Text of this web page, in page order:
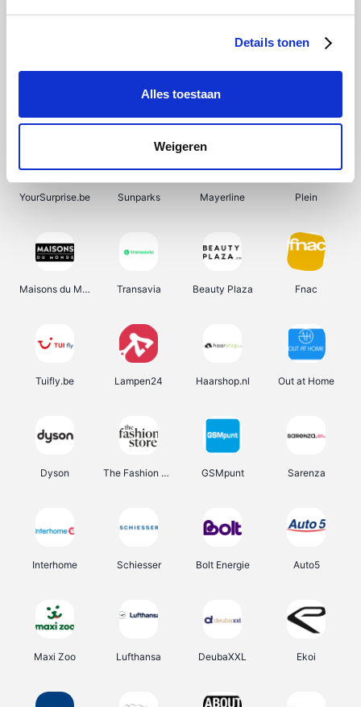
Details tonen
Alles toestaan
Weigeren
Shein Bergfreunde SupraBazar Smartwatchbanden
YourSurprise.be Sunparks Mayerline Plein
Maisons du Monde Transavia Beauty Plaza Fnac
Tuifly.be Lampen24 Haarshop.nl Out at Home
Dyson The Fashion Store GSMpunt Sarenza
Interhome Schiesser Bolt Energie Auto5
Maxi Zoo Lufthansa DeubaXXL Ekoi